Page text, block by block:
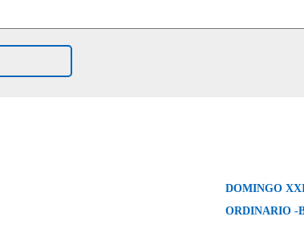
DOMINGO
ORDINARIO -